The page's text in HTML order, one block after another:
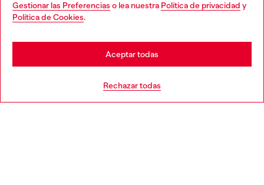
Gestionar las Preferencias o lea nuestra Política de privacidad y
Política de Cookies.
Rechazar todas
Aceptar todas
AYUDA
APARTADO LEGAL
You are currently browsing México website, but it seems you
may be based in United States